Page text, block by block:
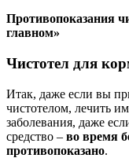
Противопоказания
главном»
Чистотел для
Итак, даже если вы
чистотелом, лечить
заболевания, даже
средство – во время
противопоказано.